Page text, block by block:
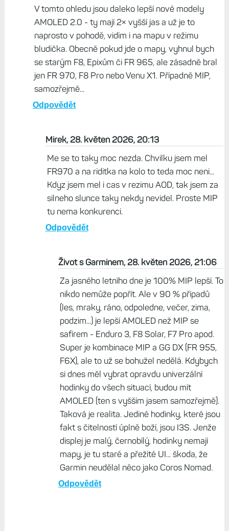
V tomto ohledu jsou daleko lepší nové modely
AMOLED 2.0 - ty mají 2× vyšší jas a už je to
naprosto v pohodě, vidím i na mapu v režimu
bludička. Obecně pokud jde o mapy, vyhnul bych
se starým F8, Epixům či FR 965, ale zásadně bral
jen FR 970, F8 Pro nebo Venu X1. Případně MIP,
samozřejmě...
Odpovědět
Mirek, 28. květen 2026, 20:13
Me se to taky moc nezda. Chvilku jsem mel
FR970 a na riditka na kolo to teda moc neni...
Kdyz jsem mel i cas v rezimu AOD, tak jsem za
silneho slunce taky nekdy nevidel. Proste MIP
tu nema konkurenci.
Odpovědět
Život s Garminem, 28. květen 2026, 21:06
Za jasného letního dne je 100% MIP lepší. To
nikdo nemůže popřít. Ale v 90 % případů
(les, mraky, ráno, odpoledne, večer, zima,
podzim...) je lepší AMOLED než MIP se
safírem - Enduro 3, F8 Solar, F7 Pro apod.
Super je kombinace MIP a GG DX (FR 955,
F6X), ale to už se bohužel nedělá. Kdybych
si dnes měl vybrat opravdu univerzální
hodinky do všech situací, budou mít
AMOLED (ten s vyšším jasem samozřejmě).
Taková je realita. Jediné hodinky, které jsou
fakt s čitelností úplně boží, jsou I3S. Jenže
displej je malý, černobílý, hodinky nemají
mapy, je tu staré a přežité UI... škoda, že
Garmin neudělal něco jako Coros Nomad.
Odpovědět